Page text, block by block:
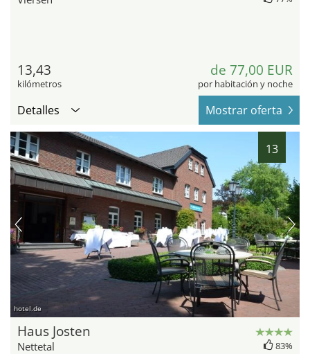
13,43
kilómetros
de 77,00 EUR
por habitación y noche
Detalles Mostrar oferta
13
hotel.de
Haus Josten
Nettetal 83%